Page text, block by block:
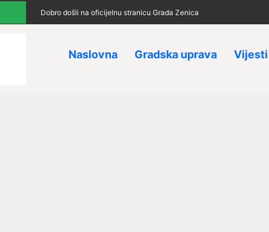
Dobro došli na oficijelnu stranicu Grada Zenica
Naslovna Gradska uprava Vijesti